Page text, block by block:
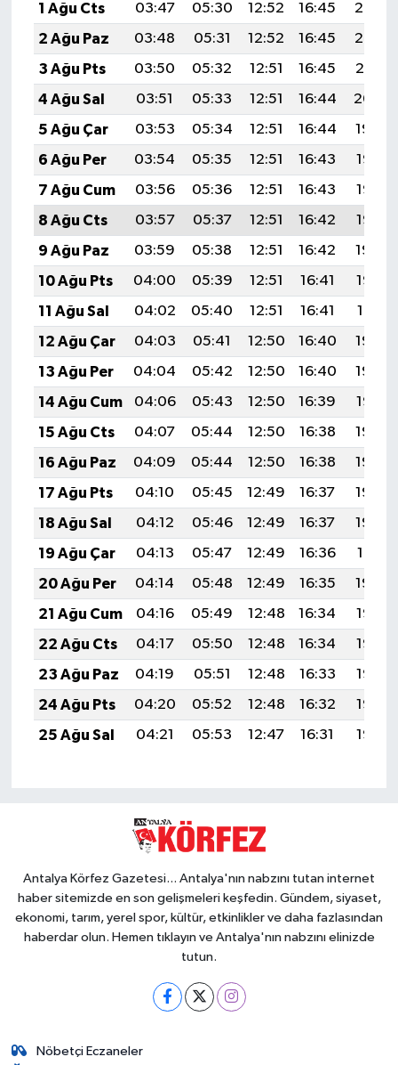
1 Ağu Cts
03:47 05:30 12:52 16:45
20:03
2 Ağu Paz
03:48 05:31 12:52 16:45
20:02
3 Ağu Pts
03:50 05:32 12:51 16:45
20:01
4 Ağu Sal
03:51 05:33 12:51 16:44
20:00
5 Ağu Çar
03:53 05:34 12:51 16:44
19:59
6 Ağu Per
03:54 05:35 12:51 16:43
19:58
7 Ağu Cum
03:56 05:36 12:51 16:43
19:56
8 Ağu Cts
03:57 05:37 12:51 16:42
19:55
9 Ağu Paz
03:59 05:38 12:51 16:42
19:54
10 Ağu Pts
04:00 05:39 12:51 16:41
19:53
11 Ağu Sal
04:02 05:40 12:51 16:41
19:51
12 Ağu Çar
04:03 05:41 12:50 16:40
19:50
13 Ağu Per
04:04 05:42 12:50 16:40
19:49
14 Ağu Cum
04:06 05:43 12:50 16:39
19:47
15 Ağu Cts
04:07 05:44 12:50 16:38
19:46
16 Ağu Paz
04:09 05:44 12:50 16:38
19:45
17 Ağu Pts
04:10 05:45 12:49 16:37
19:43
18 Ağu Sal
04:12 05:46 12:49 16:37
19:42
19 Ağu Çar
04:13 05:47 12:49 16:36
19:41
20 Ağu Per
04:14 05:48 12:49 16:35
19:39
21 Ağu Cum
04:16 05:49 12:48 16:34
19:38
22 Ağu Cts
04:17 05:50 12:48 16:34
19:36
23 Ağu Paz
04:19 05:51 12:48 16:33
19:35
24 Ağu Pts
04:20 05:52 12:48 16:32
19:33
25 Ağu Sal
04:21 05:53 12:47 16:31 19:32
Antalya Körfez Gazetesi... Antalya'nın nabzını tutan internet
haber sitemizde en son gelişmeleri keşfedin. Gündem, siyaset,
ekonomi, tarım, yerel spor, kültür, etkinlikler ve daha fazlasından
haberdar olun. Hemen tıklayın ve Antalya'nın nabzını elinizde
tutun.
Nöbetçi Eczaneler